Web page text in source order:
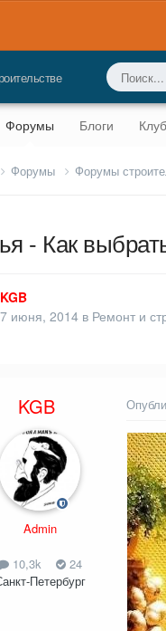
Форумы Блоги
Форумы Форумы
- Как
KGB
7 июня, 2014 в Ремонт и
KGB
Admin
10,3k
24
Петербург